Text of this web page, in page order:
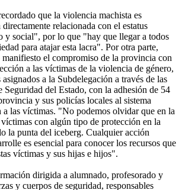
que la violencia machista es
relacionada con el estatus
y social", por lo que "hay que llegar a todos
para atajar esta lacra". Por otra parte,
manifiesto el compromiso de la provincia con
a las víctimas de la violencia de género,
a la Subdelegación a través de las
Seguridad del Estado, con la adhesión de 54
y sus policías locales al sistema
las víctimas. "No podemos olvidar que en la
con algún tipo de protección en la
la punta del iceberg. Cualquier acción
es esencial para conocer los recursos que
víctimas y sus hijas e hijos".
dirigida a alumnado, profesorado y
y cuerpos de seguridad, responsables